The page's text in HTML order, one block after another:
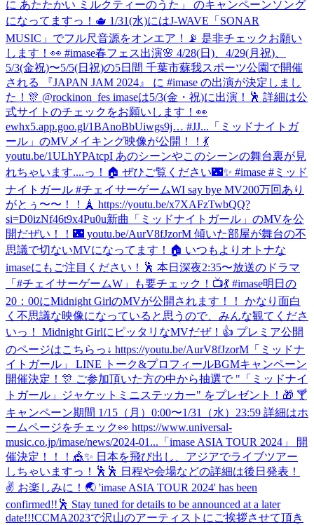
に あたたかい ミルクティーのうた」 のキャンペーンソング
になってますっ！🫖 1/31(水)にはJ-WAVE「SONAR
MUSIC」でフル尺音源をオンエア！📡 是非チェックお願い
します！👀 #imase春フェス出演🌸 4/28(日)、4/29(月祝)、
5/3(金祝)〜5/5(日祝)の5日間 千葉市蘇我スポーツ公園で開催
される 『JAPAN JAM 2024』 に #imase の出演が決定しまし
た！🎊 @rockinon_fes imaseは5/3(金・祝)に出演！🕺 詳細は公
式サイトのチェックをお願いします！👀
ewhx5.app.goo.gl/1BAnoBbUiwgs9j… #JJ... 「ミッドナイトガ
ール」のMVメイキング映像が公開！！💃
youtu.be/1ULhYPAtcpI あのシーンやこのシーンの舞台裏が見
れちゃいます....っ！🏠 ぜひご覧ください🌃✨ #imase #ミッド
ナイトガール #チェイサーゲームWI say bye MV200万回あり
がとぅ〜〜！！🗼 https://youtu.be/x7XAFzTwbQQ?
si=D0izNf46t9x4Pu0u新曲「ミッドナイトガール」のMVを公
開だぜい！！🌃 youtu.be/AurV8fJzorM 傾いた部屋が舞台の不
思議で切ないMVになってます！🏠 いつもよりオトナな
imaseにもご注目ください！🕺 本日深夜2:35〜放送のドラマ
「#チェイサーゲームW」も要チェック！📺💃 #imase明日の
20：00にMidnight GirlのMVが公開されます！！ かなり面白
く不思議な映像になっていると思うので、みんな観てくださ
いっ！ Midnight GirlにピッタリなMVだぜ！👍 プレミア公開
のページはこちらっ↓ https://youtu.be/AurV8fJzorM 「ミッドナ
イトガール」 LINE トーク&プロフィールBGMキャンペーン
開催決定！🎊 ご参加頂いた方の中から抽選で "「ミッドナイ
トガール」ジャケットミニステッカー" をプレゼント！🎁 🍸
キャンペーン期間 1/15（月）0:00〜1/31（水）23:59 詳細はホ
ームページをチェック👀 https://www.universal-
music.co.jp/imase/news/2024-01... 「imase ASIA TOUR 2024」 開
催決定！！！🎪✨ 日本を飛び出し、アジアでライブツアー
しちゃいますっ！🕺🕺 日程や会場などの詳細は後日発表！
✌️ お楽しみに！🌏 'imase ASIA TOUR 2024' has been
confirmed!!🕺 Stay tuned for details to be announced at a later
date!!!CCMA2023で沢山のアーティストにご挨拶させて頂き